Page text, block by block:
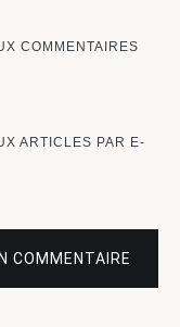
COMMENTAIRES
ARTICLES PAR E-
COMMENTAIRE